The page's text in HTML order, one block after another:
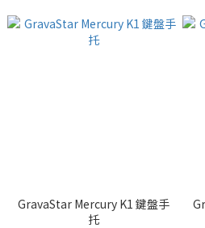
GravaStar Mercury K1 鍵盤手
托